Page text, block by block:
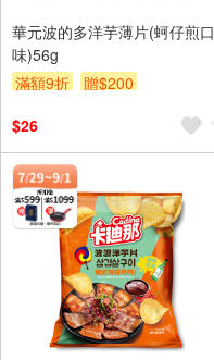
華元波的多洋芋薄片(蚵仔煎口
味)56g
滿額9折
贈$200
$26